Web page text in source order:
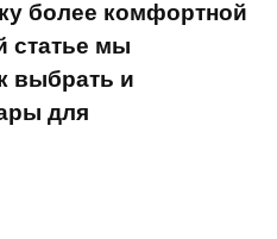
более комфортной
статье мы
выбрать и
для